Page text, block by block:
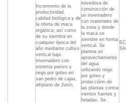
Incremento de la
productividad,
calidad biológica y de
la oferta de maca
orgánica; así como
de su siembra en
cualquier época del
año mediante cultivo
vertical bajo
invernadero con
sistema pasivo y
riego por goteo en
san pedro de cajas,
altiplano de Junín.
novedosa de
construcción de
un invernadero
con materiales de
la zona y donde
la maca se
siembre en forma
vertical. Se
plantea un
aprovechamiento
del agua
utilizando riego
por goteo y
protecciónn de
las plantas contra
vientos fuertes y
heladas. Se